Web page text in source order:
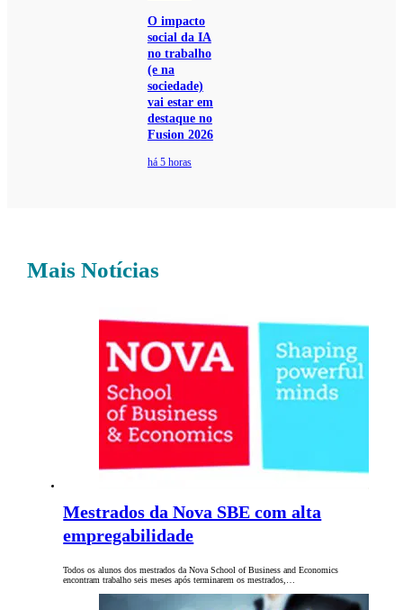
O impacto
social da IA
no trabalho
(e na
sociedade)
vai estar em
destaque no
Fusion 2026
há 5 horas
Mais Notícias
Mestrados da Nova SBE com alta
empregabilidade
Todos os alunos dos mestrados da Nova School of Business and Economics
encontram trabalho seis meses após terminarem os mestrados,…